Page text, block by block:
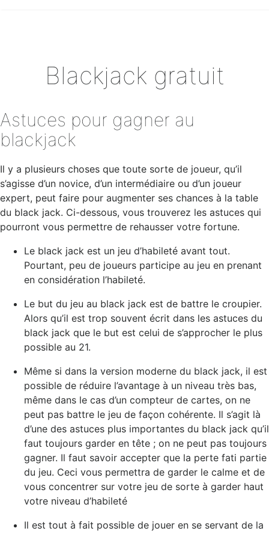
Blackjack gratuit
Astuces pour gagner au
blackjack
Il y a plusieurs choses que toute sorte de joueur, qu’il
s’agisse d’un novice, d’un intermédiaire ou d’un joueur
expert, peut faire pour augmenter ses chances à la table
du black jack. Ci-dessous, vous trouverez les astuces qui
pourront vous permettre de rehausser votre fortune.
Le black jack est un jeu d’habileté avant tout.
Pourtant, peu de joueurs participe au jeu en prenant
en considération l’habileté.
Le but du jeu au black jack est de battre le croupier.
Alors qu’il est trop souvent écrit dans les astuces du
black jack que le but est celui de s’approcher le plus
possible au 21.
Même si dans la version moderne du black jack, il est
possible de réduire l’avantage à un niveau très bas,
même dans le cas d’un compteur de cartes, on ne
peut pas battre le jeu de façon cohérente. Il s’agit là
d’une des astuces plus importantes du black jack qu’il
faut toujours garder en tête ; on ne peut pas toujours
gagner. Il faut savoir accepter que la perte fati partie
du jeu. Ceci vous permettra de garder le calme et de
vous concentrer sur votre jeu de sorte à garder haut
votre niveau d’habileté
Il est tout à fait possible de jouer en se servant de la